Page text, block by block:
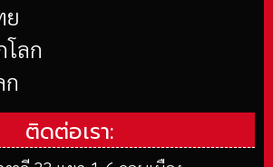
ย
โลก
ก
ติดต่อเรา: